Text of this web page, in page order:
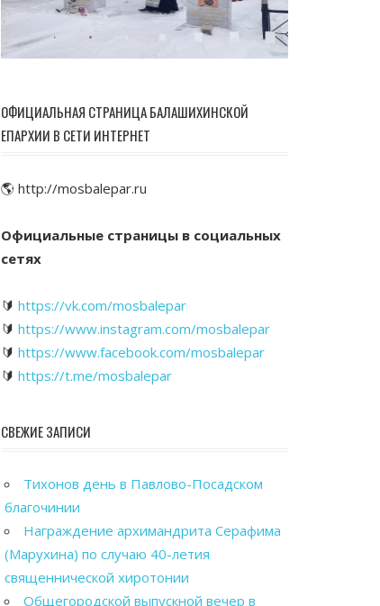
ОФИЦИАЛЬНАЯ СТРАНИЦА БАЛАШИХИНСКОЙ
ЕПАРХИИ В СЕТИ ИНТЕРНЕТ
🌎 http://mosbalepar.ru
Официальные страницы в социальных
сетях
🔰 https://vk.com/mosbalepar
🔰 https://www.instagram.com/mosbalepar
🔰 https://www.facebook.com/mosbalepar
🔰 https://t.me/mosbalepar
СВЕЖИЕ ЗАПИСИ
Тихонов день в Павлово-Посадском
благочинии
Награждение архимандрита Серафима
(Марухина) по случаю 40-летия
священнической хиротонии
Общегородской выпускной вечер в